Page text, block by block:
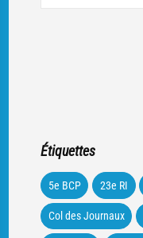
Étiquettes
5e BCP 23e RI
Col des Journaux